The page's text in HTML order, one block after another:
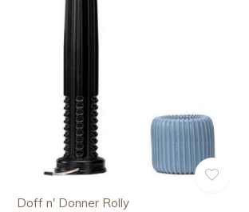
Doff n' Donner Rolly